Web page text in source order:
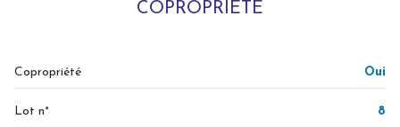
COPROPRIÉTÉ
Copropriété Oui
Lot n° 8